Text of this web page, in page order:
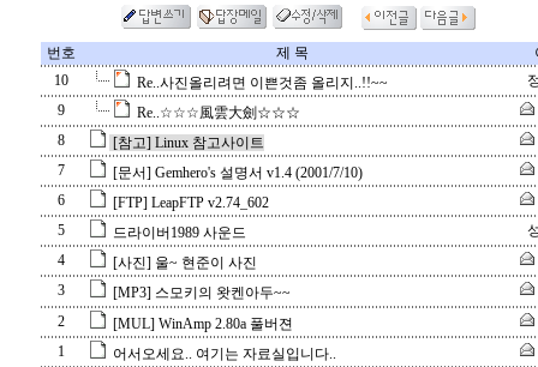
번호 제 목
10
Re..사진올리려면 이쁜것좀 올리지..!!~~
9
Re..☆☆☆風雲大劍☆☆☆
8
[참고] Linux 참고사이트
7
[문서] Gemhero's 설명서 v1.4 (2001/7/10)
6
[FTP] LeapFTP v2.74_602
5
드라이버1989 사운드
4
[사진] 울~ 현준이 사진
3
[MP3] 스모키의 왓켄아두~~
2
[MUL] WinAmp 2.80a 풀버젼
1
어서오세요.. 여기는 자료실입니다..